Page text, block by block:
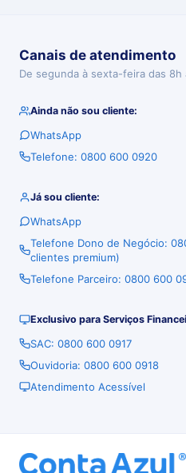
Canais de atendimento
De segunda à sexta-feira das 8h
Ainda não sou cliente:
WhatsApp
Telefone: 0800 600 0920
Já sou cliente:
WhatsApp
Telefone Dono de Negócio:
clientes premium)
Telefone Parceiro: 0800 600
Exclusivo para Serviços
SAC: 0800 600 0917
Ouvidoria: 0800 600 0918
Atendimento Acessível